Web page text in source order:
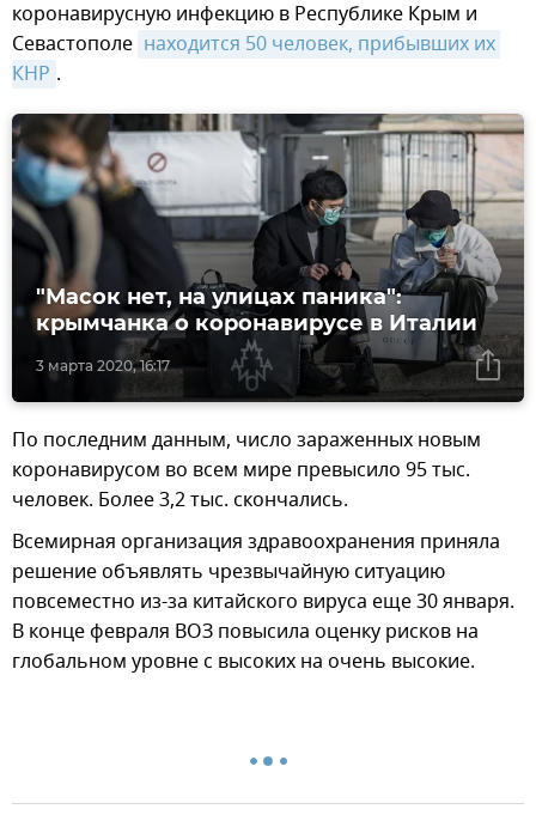
коронавирусную инфекцию в Республике Крым и
Севастополе находится 50 человек, прибывших их
КНР .
3 марта 2020, 16:17
"Масок нет, на улицах паника":
крымчанка о коронавирусе в Италии
По последним данным, число зараженных новым
коронавирусом во всем мире превысило 95 тыс.
человек. Более 3,2 тыс. скончались.
Всемирная организация здравоохранения приняла
решение объявлять чрезвычайную ситуацию
повсеместно из-за китайского вируса еще 30 января.
В конце февраля ВОЗ повысила оценку рисков на
глобальном уровне с высоких на очень высокие.